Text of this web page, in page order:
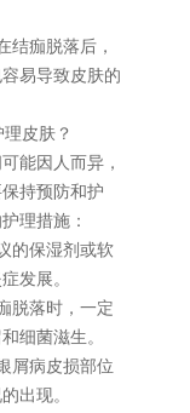
结痂脱落后，
易导致皮肤的
皮肤？
能因人而异，
持预防和护
理措施：
的保湿剂或软
发展。
脱落时，一定
细菌滋生。
屑病皮损部位
出现。